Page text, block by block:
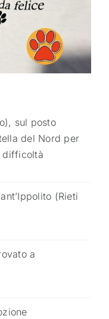
sul posto
del Nord per
difficoltà
(Rieti
a